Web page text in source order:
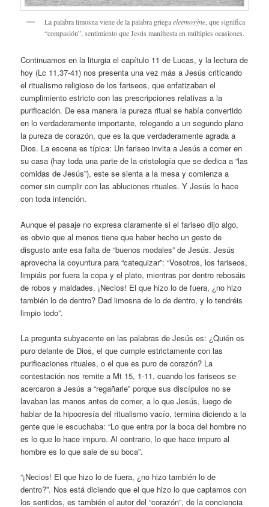
La palabra limosna viene de la palabra griegaeleemosýne , que significa
“compasión”, sentimiento que Jesús manifiesta en múltiples ocasiones.
Continuamos en la liturgia el capítulo 11 de Lucas, y la lectura de
hoy (Lc 11,37-41) nos presenta una vez más a Jesús criticando
el ritualismo religioso de los fariseos, que enfatizaban el
cumplimiento estricto con las prescripciones relativas a la
purificación. De esa manera la pureza ritual se había convertido
en lo verdaderamente importante, relegando a un segundo plano
la pureza de corazón, que es la que verdaderamente agrada a
Dios. La escena es típica: Un fariseo invita a Jesús a comer en
su casa (hay toda una parte de la cristología que se dedica a “las
comidas de Jesús”), este se sienta a la mesa y comienza a
comer sin cumplir con las abluciones rituales. Y Jesús lo hace
con toda intención.
Aunque el pasaje no expresa claramente si el fariseo dijo algo,
es obvio que al menos tiene que haber hecho un gesto de
disgusto ante esa falta de “buenos modales” de Jesús. Jesús
aprovecha la coyuntura para “catequizar”: “Vosotros, los fariseos,
limpiáis por fuera la copa y el plato, mientras por dentro rebosáis
de robos y maldades. ¡Necios! El que hizo lo de fuera, ¿no hizo
también lo de dentro? Dad limosna de lo de dentro, y lo tendréis
limpio todo”.
La pregunta subyacente en las palabras de Jesús es: ¿Quién es
puro delante de Dios, el que cumple estrictamente con las
purificaciones rituales, o el que es puro de corazón? La
contestación nos remite a Mt 15, 1-11, cuando los fariseos se
acercaron a Jesús a “regañarle” porque sus discípulos no se
lavaban las manos antes de comer, a lo que Jesús, luego de
hablar de la hipocresía del ritualismo vacío, termina diciendo a la
gente que le escuchaba: “Lo que entra por la boca del hombre no
es lo que lo hace impuro. Al contrario, lo que hace impuro al
hombre es lo que sale de su boca”.
“¡Necios! El que hizo lo de fuera, ¿no hizo también lo de
dentro?”. Nos está diciendo que el que hizo lo que captamos con
los sentidos, es también el autor del “corazón”, de la conciencia